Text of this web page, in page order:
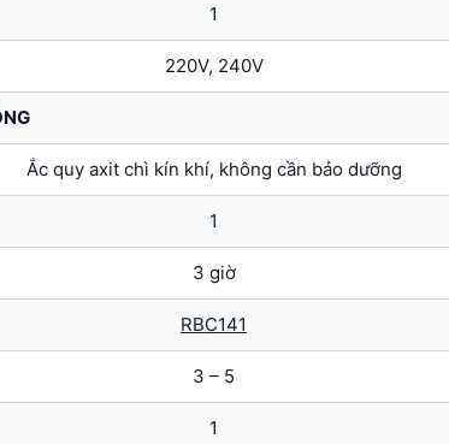
1
220V, 240V
Ắc quy axit chì kín khí, không cần bảo dưỡng
1
3 giờ
RBC141
3 – 5
1